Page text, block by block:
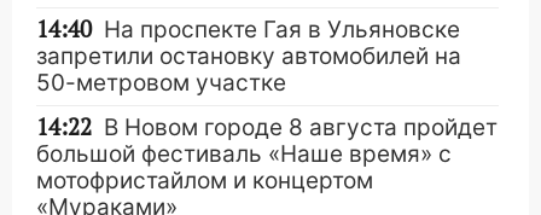
14:40 На проспекте Гая в Ульяновске
запретили остановку автомобилей на
50-метровом участке
14:22 В Новом городе 8 августа пройдет
большой фестиваль «Наше время» с
мотофристайлом и концертом
«Мураками»